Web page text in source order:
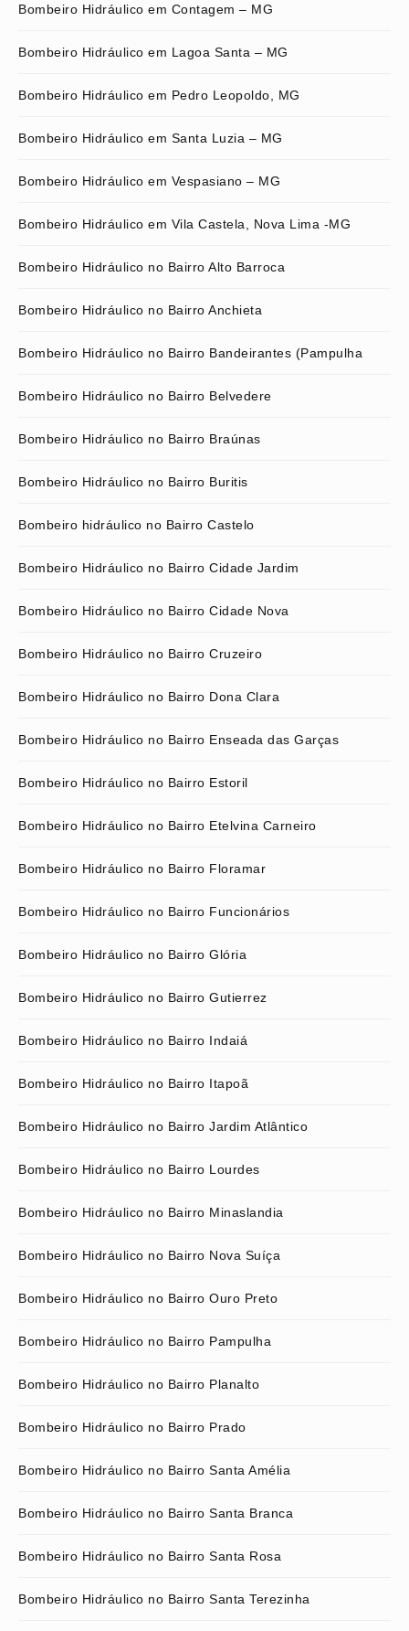
Bombeiro Hidráulico em Contagem – MG
Bombeiro Hidráulico em Lagoa Santa – MG
Bombeiro Hidráulico em Pedro Leopoldo, MG
Bombeiro Hidráulico em Santa Luzia – MG
Bombeiro Hidráulico em Vespasiano – MG
Bombeiro Hidráulico em Vila Castela, Nova Lima -MG
Bombeiro Hidráulico no Bairro Alto Barroca
Bombeiro Hidráulico no Bairro Anchieta
Bombeiro Hidráulico no Bairro Bandeirantes (Pampulha
Bombeiro Hidráulico no Bairro Belvedere
Bombeiro Hidráulico no Bairro Braúnas
Bombeiro Hidráulico no Bairro Buritis
Bombeiro hidráulico no Bairro Castelo
Bombeiro Hidráulico no Bairro Cidade Jardim
Bombeiro Hidráulico no Bairro Cidade Nova
Bombeiro Hidráulico no Bairro Cruzeiro
Bombeiro Hidráulico no Bairro Dona Clara
Bombeiro Hidráulico no Bairro Enseada das Garças
Bombeiro Hidráulico no Bairro Estoril
Bombeiro Hidráulico no Bairro Etelvina Carneiro
Bombeiro Hidráulico no Bairro Floramar
Bombeiro Hidráulico no Bairro Funcionários
Bombeiro Hidráulico no Bairro Glória
Bombeiro Hidráulico no Bairro Gutierrez
Bombeiro Hidráulico no Bairro Indaiá
Bombeiro Hidráulico no Bairro Itapoã
Bombeiro Hidráulico no Bairro Jardim Atlântico
Bombeiro Hidráulico no Bairro Lourdes
Bombeiro Hidráulico no Bairro Minaslandia
Bombeiro Hidráulico no Bairro Nova Suíça
Bombeiro Hidráulico no Bairro Ouro Preto
Bombeiro Hidráulico no Bairro Pampulha
Bombeiro Hidráulico no Bairro Planalto
Bombeiro Hidráulico no Bairro Prado
Bombeiro Hidráulico no Bairro Santa Amélia
Bombeiro Hidráulico no Bairro Santa Branca
Bombeiro Hidráulico no Bairro Santa Rosa
Bombeiro Hidráulico no Bairro Santa Terezinha